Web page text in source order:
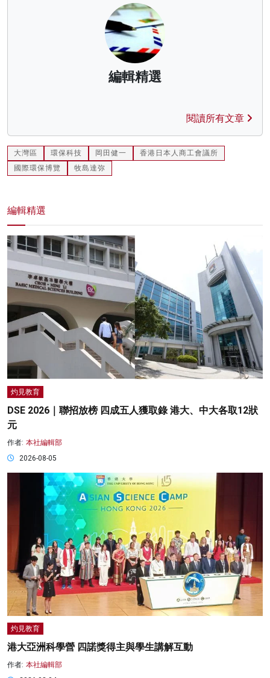
編輯精選
閱讀所有文章
大灣區 環保科技 岡田健一
香港日本人商工會議所
國際環保博覽
牧島達弥
編輯精選
灼見教育
DSE 2026｜聯招放榜 四成五人獲取錄 港大、中大各取12狀
元
作者: 本社編輯部
2026-08-05
灼見教育
港大亞洲科學營 四諾獎得主與學生講解互動
作者: 本社編輯部